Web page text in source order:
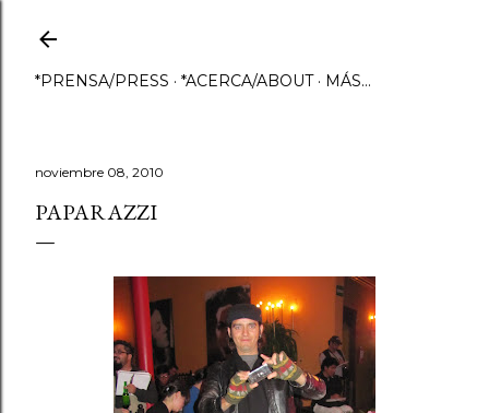
*PRENSA/PRESS *ACERCA/ABOUT MÁS…
noviembre 08, 2010
PAPARAZZI